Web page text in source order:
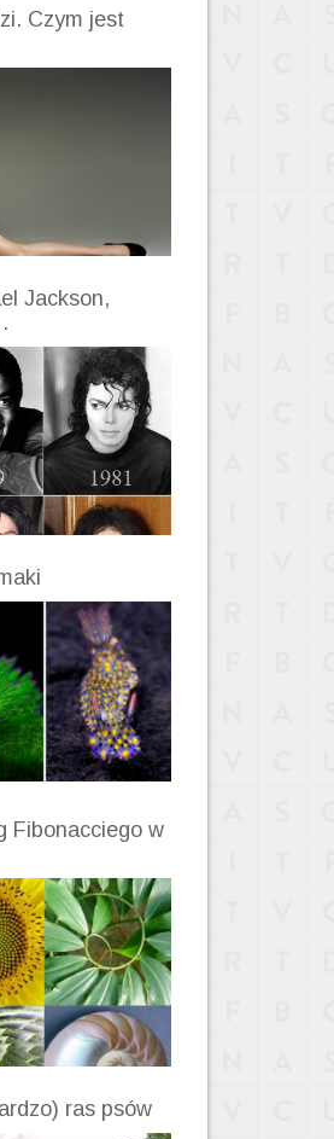
Czym jest
Jackson,
Fibonacciego w
ras psów